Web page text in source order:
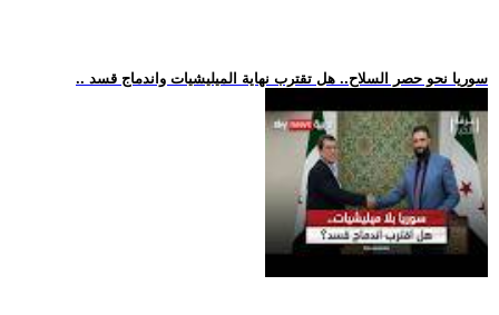
.. سوريا نحو حصر السلاح.. هل تقترب نهاية الميليشيات واندماج قسد